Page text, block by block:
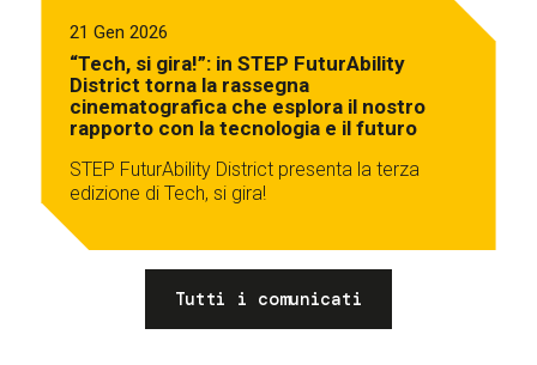
21 Gen 2026
“Tech, si gira!”: in STEP FuturAbility
District torna la rassegna
cinematografica che esplora il nostro
rapporto con la tecnologia e il futuro
STEP FuturAbility District presenta la terza
edizione di Tech, si gira!
Tutti i comunicati